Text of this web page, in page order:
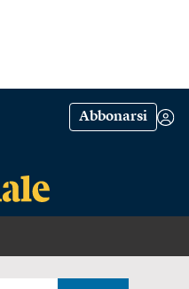
Abbonarsi